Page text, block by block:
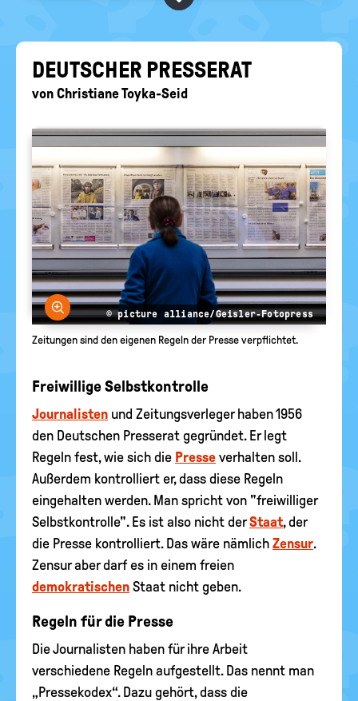
politische
EURE AKTUELLEN FRAGEN...
DEUT­SCHER PRES­SE­RAT
von Christiane Toyka-Seid
Bild vergrößern
© picture alliance/Geisler-Fotopress
Zeitungen sind den eigenen Regeln der Presse verpflichtet.
Freiwillige Selbstkontrolle
Journalisten und Zeitungsverleger haben 1956
den Deutschen Presserat gegründet. Er legt
Regeln fest, wie sich die Presse verhalten soll.
Außerdem kontrolliert er, dass diese Regeln
eingehalten werden. Man spricht von "freiwilliger
Selbstkontrolle". Es ist also nicht derStaat, der
die Presse kontrolliert. Das wäre nämlich Zensur.
Zensur aber darf es in einem freien
demokratischen Staat nicht geben.
Regeln für die Presse
Die Journalisten haben für ihre Arbeit
verschiedene Regeln aufgestellt. Das nennt man
„Pressekodex“. Dazu gehört, dass die